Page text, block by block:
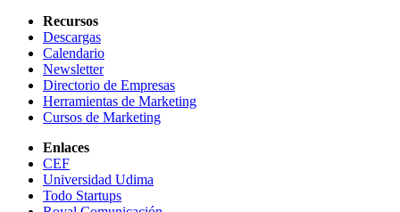
Recursos
Descargas
Calendario
Newsletter
Directorio de Empresas
Herramientas de Marketing
Cursos de Marketing
Enlaces
CEF
Universidad Udima
Todo Startups